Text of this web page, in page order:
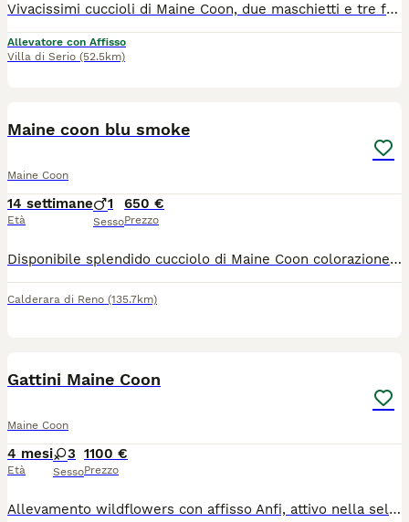
Vivacissimi cuccioli di Maine Coon, due maschietti e tre femminucce dalla dolcezza ineguagliabile! I maschietti sono Feargal Dolci Fusa, black tabby con bianco, e Fionn Dolci Fusa, black silver tabby con bianco. Le femmine sono Fand e Fodla Dolci Fusa, black silver tortie con bianco, e Fidlais Dolci Fusa, black tortie con bianco. Disponibili da metà settembre, con test dei genitori (eco test genetici HCM/PKDEF)
Allevatore con Affisso
Villa di Serio (52.5km)
Maine coon blu smoke
Maine Coon
14 settimane
Età
1
Sesso
650 €
Prezzo
Disponibile splendido cucciolo di Maine Coon colorazione Blu Smoke (sottopelo bianco con effetto fumo) da imponenti linee russe (tratti marcati e grandi ciuffi sulle orecchie). Genitori: Visibili e testati negativi FIV/FeLV e HCM (cardiopatia). Pedigree: Ceduto senza pedigree esclusivamente come animale da compagnia. Il cucciolo verrà consegnato con: Libretto sanitario Ciclo di sverminazione e primo vaccino Già svezzato e abituato alla lettiera
Calderara di Reno (135.7km)
Gattini Maine Coon
Maine Coon
4 mesi
Età
3
Sesso
1100 €
Prezzo
Allevamento wildflowers con affisso Anfi, attivo nella selezione estetica e caratteriale del Maine coon rende disponibili per la prenotazione cuccioli di altissimo livello , i nostri produttori provenienti dai migliori allevamenti al mondo , in colorazioni varie L imbarazzo della scelta ,anche colori come Shaded I piccoli sono nati il 7/04/26 da genitori fiv/felv negativi testati per le principali patologie di razza HCM , SMA, PKdef N/N , genetica del gruppo sanguigno, ecocardiogramma perfetto . Saranno ceduti dopo i 3 mesi doppiamente sverminati con ciclo vaccinazioni complete, test giardia,certificato di buona salute, libretto sanitario, copie test dei genitori , kit prima pappa, passaggio di proprietà, contratto di cessione e pedigree Anfi (si valuta pedigree aperto solo per piccoli allevamenti che conoscono il valore di queste linee e di queste colorazioni) I nostri cuccioli nascono e crescono in casa a stretto contatto con noi , sono svezzati con cibo di prima qualità , abituati a lettiera e tira graffi , e fin da piccoli al contatto umano e alle coccole per esaltare ancora di più l'indole pacifica e affettuosa di questa fantastica razza. Contattateci per qualsiasi altra informazione o chiarimento Disponibili altre cucciolate Altre foto sul nostro sito e sulla nostra pagina Instagram Wildflowers_maine_coon_